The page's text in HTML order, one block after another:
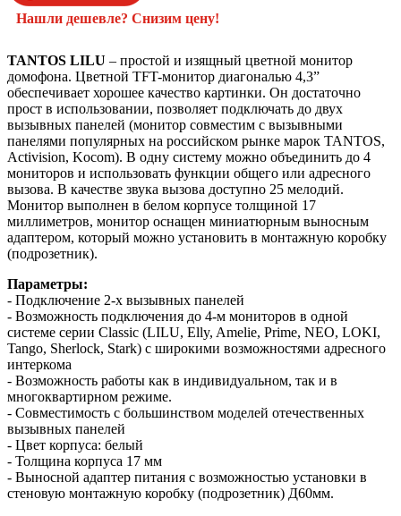
Нашли дешевле? Снизим цену!
TANTOS LILU – простой и изящный цветной монитор
домофона. Цветной TFT-монитор диагональю 4,3”
обеспечивает хорошее качество картинки. Он достаточно
прост в использовании, позволяет подключать до двух
вызывных панелей (монитор совместим с вызывными
панелями популярных на российском рынке марок TANTOS,
Activision, Kocom). В одну систему можно объединить до 4
мониторов и использовать функции общего или адресного
вызова. В качестве звука вызова доступно 25 мелодий.
Монитор выполнен в белом корпусе толщиной 17
миллиметров, монитор оснащен миниатюрным выносным
адаптером, который можно установить в монтажную коробку
(подрозетник).
Параметры:
- Подключение 2-х вызывных панелей
- Возможность подключения до 4-м мониторов в одной
системе серии Classic (LILU, Elly, Amelie, Prime, NEO, LOKI,
Tango, Sherlock, Stark) с широкими возможностями адресного
интеркома
- Возможность работы как в индивидуальном, так и в
многоквартирном режиме.
- Совместимость с большинством моделей отечественных
вызывных панелей
- Цвет корпуса: белый
- Толщина корпуса 17 мм
- Выносной адаптер питания с возможностью установки в
стеновую монтажную коробку (подрозетник) Д60мм.